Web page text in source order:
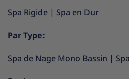
Spa Rigide | Spa en Dur
Par Type:
Spa de Nage Mono Bassin |